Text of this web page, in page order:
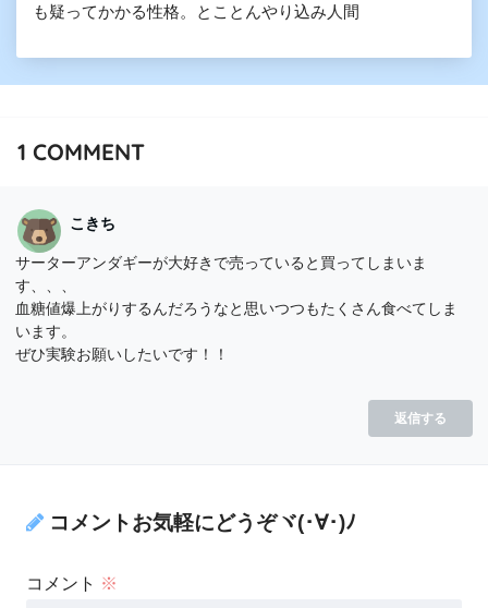
も疑ってかかる性格。とことんやり込み人間
1 COMMENT
こきち
サーターアンダギーが大好きで売っていると買ってしまいま
す、、、
血糖値爆上がりするんだろうなと思いつつもたくさん食べてしま
います。
ぜひ実験お願いしたいです！！
返信する
コメントお気軽にどうぞヾ(･∀･)ﾉ
コメント ※